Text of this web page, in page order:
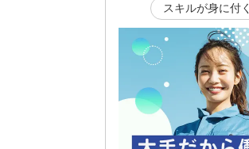
スキルが身に付く